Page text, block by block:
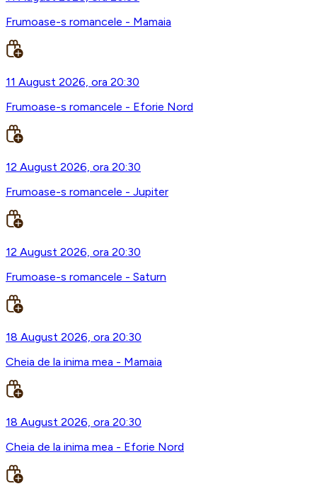
Frumoase-s romancele - Mamaia
11 August 2026, ora 20:30
Frumoase-s romancele - Eforie Nord
12 August 2026, ora 20:30
Frumoase-s romancele - Jupiter
12 August 2026, ora 20:30
Frumoase-s romancele - Saturn
18 August 2026, ora 20:30
Cheia de la inima mea - Mamaia
18 August 2026, ora 20:30
Cheia de la inima mea - Eforie Nord